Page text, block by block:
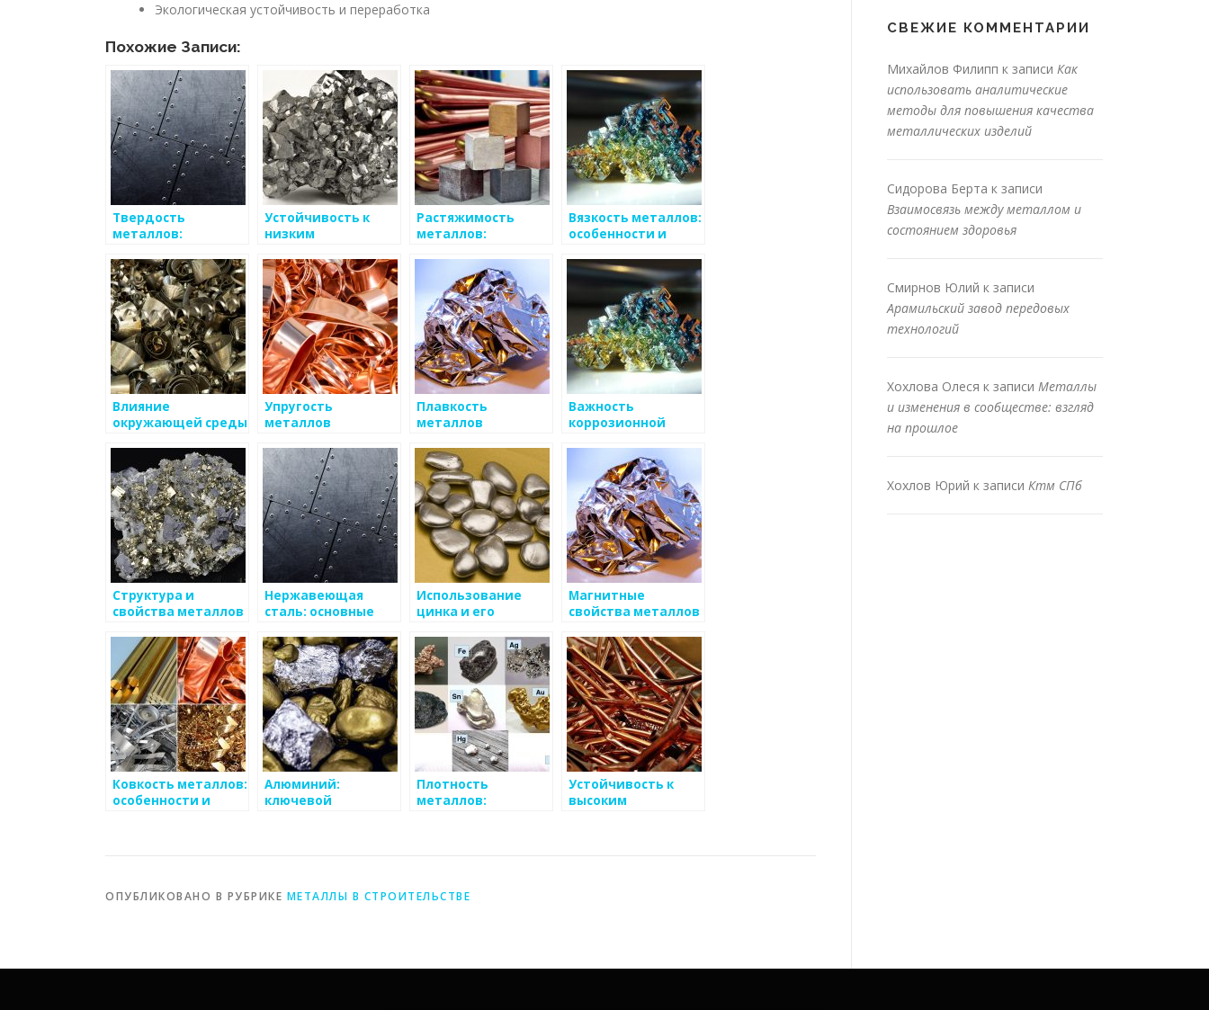
Экологическая устойчивость и переработка
Похожие Записи:
Твердость
металлов:
Устойчивость к
низким
металлов
Растяжимость
металлов:
применение
Вязкость металлов:
особенности и
Влияние
окружающей среды
промышленности
Упругость
металлов
Плавкость
металлов
Важность
коррозионной
металлов в
промышленности
Структура и
свойства металлов
основные аспекты
Нержавеющая
сталь: основные
применение
Использование
цинка и его
защиты металлов
от коррозии
Магнитные
свойства металлов
Ковкость металлов:
особенности и
Алюминий:
ключевой
Плотность
металлов:
Устойчивость к
высоким
ОПУБЛИКОВАНО В РУБРИКЕ МЕТАЛЛЫ В СТРОИТЕЛЬСТВЕ
СВЕЖИЕ КОММЕНТАРИИ
Михайлов Филипп к записи Как
использовать аналитические
методы для повышения качества
металлических изделий
Сидорова Берта к записи
Взаимосвязь между металлом и
состоянием здоровья
Смирнов Юлий к записи
Арамильский завод передовых
технологий
Хохлова Олеся к записи Металлы
и изменения в сообществе: взгляд
на прошлое
Хохлов Юрий к записи Ктм СПб